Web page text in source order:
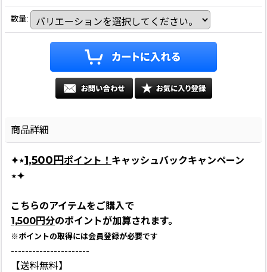
数量:
商品詳細
✦⋆1,500円ポイント！ キャッシュバックキャンペーン
⋆✦
こちらのアイテムをご購入で
1,500円分のポイントが加算されます。
※ポイントの取得には会員登録が必要です
----------------------
【送料無料】